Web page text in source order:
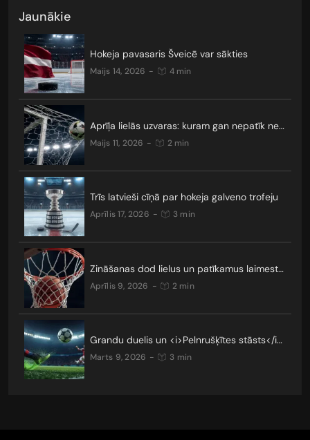
Jaunākie
Hokeja pavasaris Šveicē var sākties
maijs 14, 2026 - 4 min
Aprīļa lielās uzvaras: kuram gan nepatīk neizšķirti?
maijs 11, 2026 - 2 min
Trīs latvieši cīņā par hokeja galveno trofeju
aprīlis 17, 2026 - 3 min
Zināšanas dod lielus un patīkamus laimestus
aprīlis 9, 2026 - 2 min
Grandu duelis un <i>Pelnrušķītes stāsts</i>: kādus pārsteigumus nesīs Čempionu līgas TOP 16?
marts 9, 2026 - 3 min